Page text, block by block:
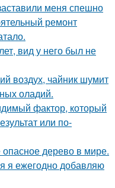
меня спешно
ремонт
вид у него был не
воздух, чайник шумит
оладий.
фактор, который
или по-
дерево в мире.
я ежегодно добавляю